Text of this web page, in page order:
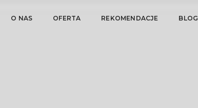
O NAS OFERTA REKOMENDACJE BLOG